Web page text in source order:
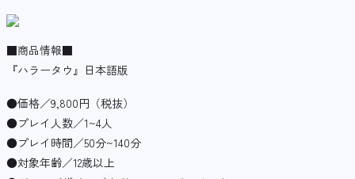
■商品情報■
『ハラータウ』日本語版
●価格／9,800円（税抜）
●プレイ人数／1~4人
●プレイ時間／50分~140分
●対象年齢／12歳以上